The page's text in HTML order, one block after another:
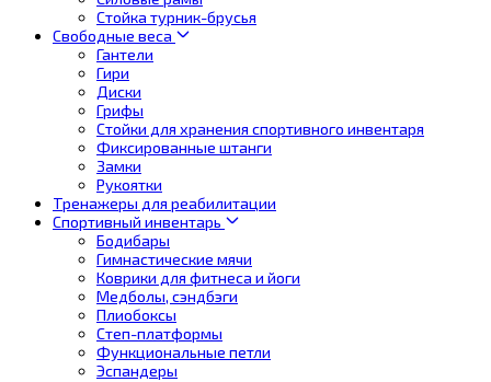
Стойка турник-брусья
Свободные веса
Гантели
Гири
Диски
Грифы
Стойки для хранения спортивного инвентаря
Фиксированные штанги
Замки
Рукоятки
Тренажеры для реабилитации
Спортивный инвентарь
Бодибары
Гимнастические мячи
Коврики для фитнеса и йоги
Медболы, сэндбэги
Плиобоксы
Степ-платформы
Функциональные петли
Эспандеры